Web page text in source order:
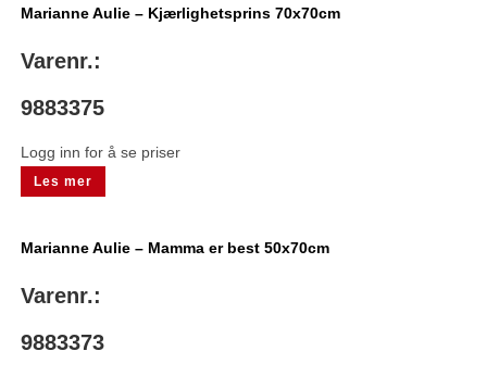
Marianne Aulie – Kjærlighetsprins 70x70cm
Varenr.:
9883375
Logg inn for å se priser
Les mer
Marianne Aulie – Mamma er best 50x70cm
Varenr.:
9883373